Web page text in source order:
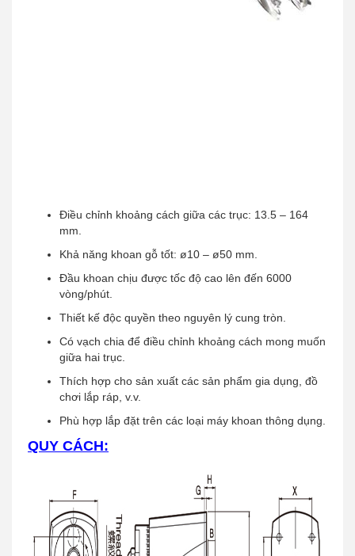
Điều chỉnh khoảng cách giữa các trục: 13.5 – 164
mm.
Khả năng khoan gỗ tốt: ø10 – ø50 mm.
Đầu khoan chịu được tốc độ cao lên đến 6000
vòng/phút.
Thiết kế độc quyền theo nguyên lý cung tròn.
Có vạch chia để điều chỉnh khoảng cách mong muốn
giữa hai trục.
Thích hợp cho sản xuất các sản phẩm gia dụng, đồ
chơi lắp ráp, v.v.
Phù hợp lắp đặt trên các loại máy khoan thông dụng.
QUY CÁCH: